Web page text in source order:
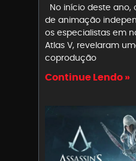
No início deste
de animação
os especialistas em
Atlas V, revelaram
coprodução
Continue Lendo »